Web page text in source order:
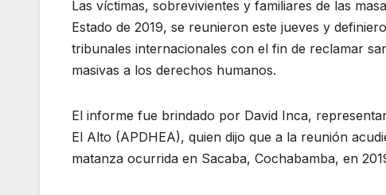
Las víctimas, sobrevivientes y familiares de las
Estado de 2019, se reunieron este jueves y
tribunales internacionales con el fin de reclamar
masivas a los derechos humanos.
El informe fue brindado por David Inca,
El Alto (APDHEA), quien dijo que a la reunión
matanza ocurrida en Sacaba, Cochabamba, en